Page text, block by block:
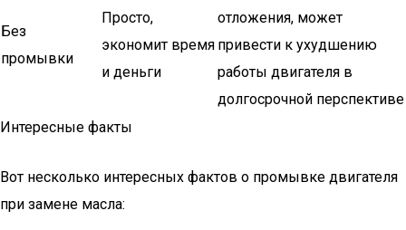
Без
промывки
Просто,
экономит время
и деньги
отложения, может
привести к ухудшению
работы двигателя в
долгосрочной перспективе
Интересные факты
Вот несколько интересных фактов о промывке двигателя
при замене масла: